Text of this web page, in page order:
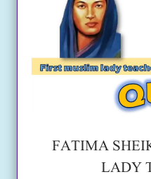
FATIMA
LADY